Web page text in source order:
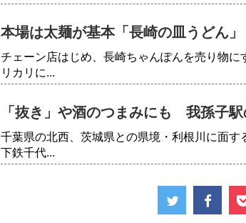
本場は太麺が基本「長崎の皿うどん」
チェーン店はじめ、長崎ちゃんぽんを売り物
リカリに...
「抜き」や酒のつまみにも 我孫子
千葉県の北西、茨城県との県境・利根川に面
下鉄千代...